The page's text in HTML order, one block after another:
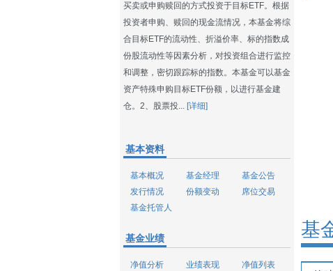
买卖或申购赎回的方式投资于目标ETF。根据
投资者申购、赎回的现金流情况，本基金将综
合目标ETF的流动性、折溢价率、标的指数成
份股流动性等因素分析，对投资组合进行监控
和调整，密切跟踪标的指数。本基金可以基金
资产特殊申购目标ETF份额，以进行基金建
仓。2、股票投... [详细]
基本资料
基本概况 基金经理
基金公告
发行情况
份额变动
席位交易
基金托管人
基金业绩
净值分析 业绩表现
净值列表
基